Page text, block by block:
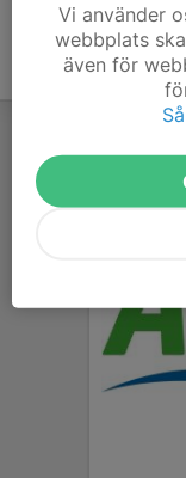
Vi använder
webbplats
även för